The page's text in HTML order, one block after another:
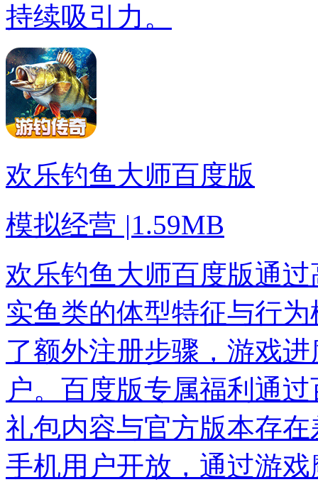
持续吸引力。
欢乐钓鱼大师百度版
模拟经营 |1.59MB
欢乐钓鱼大师百度版通
实鱼类的体型特征与行
了额外注册步骤，游戏
户。百度版专属福利通
礼包内容与官方版本存
手机用户开放，通过游